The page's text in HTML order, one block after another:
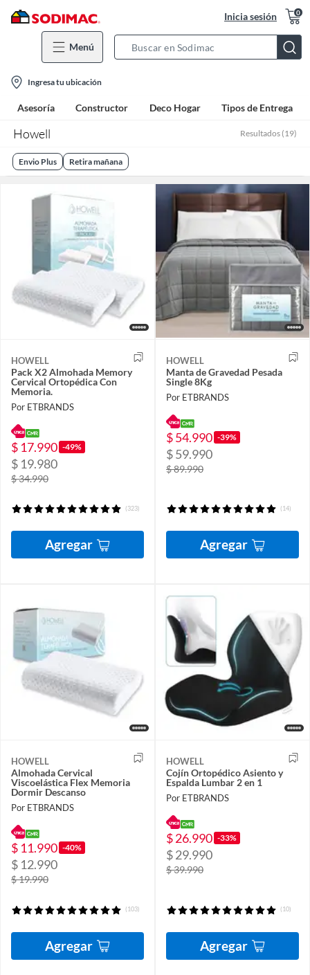
Inicia sesión 0
Menú
Bar
location-
icon
Ingresa tu ubicación
Asesoría Constructor Deco Hogar Tipos de Entrega
Howell Resultados (19)
Envio Plus Retira mañana
HOWELL
Pack X2 Almohada Memory
Cervical Ortopédica Con
Memoria.
Por ETBRANDS
$ 17.990 -49%
$ 19.980
$ 34.990
(323)
Agregar
HOWELL
Manta de Gravedad Pesada
Single 8Kg
Por ETBRANDS
$ 54.990 -39%
$ 59.990
$ 89.990
(14)
Agregar
HOWELL
Almohada Cervical
Viscoelástica Flex Memoria
Dormir Descanso
Por ETBRANDS
$ 11.990 -40%
$ 12.990
$ 19.990
(103)
Agregar
HOWELL
Cojín Ortopédico Asiento y
Espalda Lumbar 2 en 1
Por ETBRANDS
$ 26.990 -33%
$ 29.990
$ 39.990
(10)
Agregar